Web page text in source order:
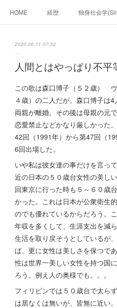
HOME 経歴 独身社会学
移動出来て、工場で作る建物。未来２１００
「心神の夢想２０２０」 フィリピン
フィリピンの
未来２１００研究所他のアイデア
マニラ男の
https://globalclub.amebaownd.com/
2020.06.11 07:32
人間とはやっぱり不平
この歌は森口博子（５２歳）
４歳）の二人だが、森口博子は
両親が離婚。その後は母親の元
恋愛禁止などかなり厳しかった
42回（1991年）から第47回（
6回出場した。
いや私は彼女達の事だけを言っ
近の日本の５０歳台女性の美し
回東京に行った時も５～６０歳
かった。これは日本が公衆衛生
のでも優れているからだろう。
年収を多くして、生涯支出を減
生活を取り戻そうとしているが
ば、更に女性は美しさを保つで
性は世界一美しい女性を持つ国
ろう。例え人の奥様でも。。。
フィリピンでは５０歳台で太ら
は居なくは無いが、皆無に近い